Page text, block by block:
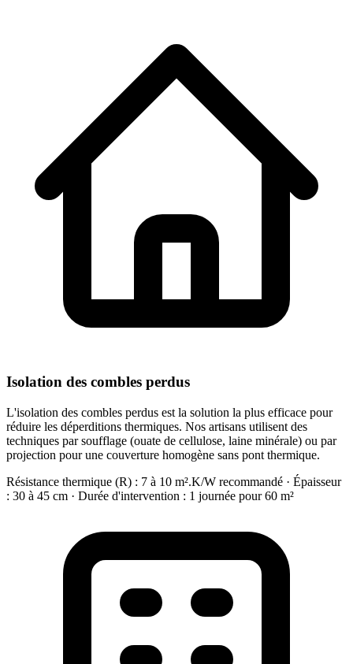
Isolation des combles perdus
L'isolation des combles perdus est la solution la plus efficace pour
réduire les déperditions thermiques. Nos artisans utilisent des
techniques par soufflage (ouate de cellulose, laine minérale) ou par
projection pour une couverture homogène sans pont thermique.
Résistance thermique (R) : 7 à 10 m².K/W recommandé · Épaisseur
: 30 à 45 cm · Durée d'intervention : 1 journée pour 60 m²